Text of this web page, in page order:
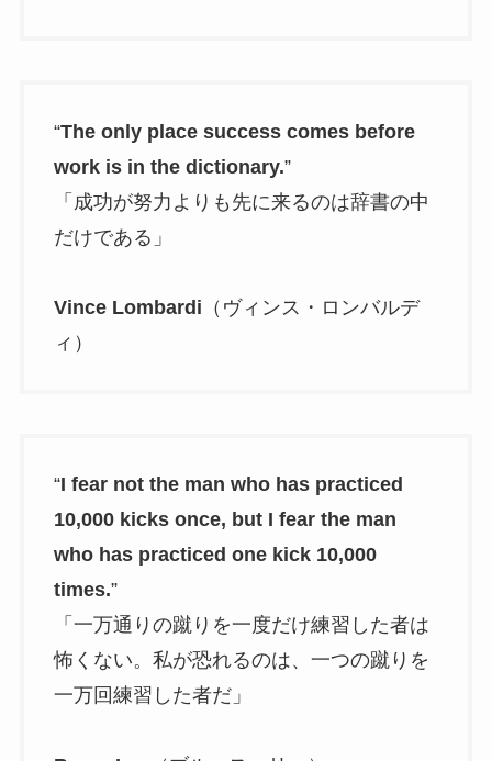
“The only place success comes before
work is in the dictionary.”
「成功が努力よりも先に来るのは辞書の中
だけである」
Vince Lombardi （ヴィンス・ロンバルデ
ィ）
“I fear not the man who has practiced
10,000 kicks once, but I fear the man
who has practiced one kick 10,000
times.”
「一万通りの蹴りを一度だけ練習した者は
怖くない。私が恐れるのは、一つの蹴りを
一万回練習した者だ」